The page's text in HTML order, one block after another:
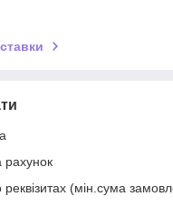
(мін.сума